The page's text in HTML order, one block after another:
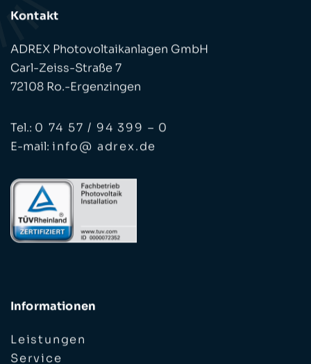
Kontakt
ADREX Photovoltaikanlagen GmbH
Carl-Zeiss-Straße 7
72108 Ro.-Ergenzingen
Tel.: 0 74 57 / 94 399 – 0
E-mail: info@ adrex.de
Informationen
Leistungen
Service